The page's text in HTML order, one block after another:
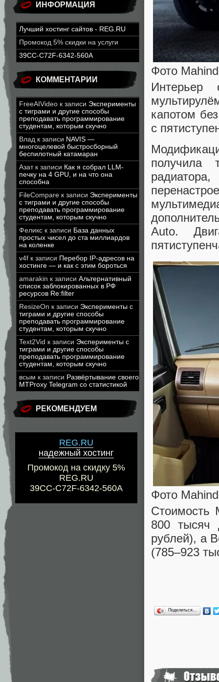
ИНФОРМАЦИЯ
Лучший хостинг сайтов - REG.RU
Промокод 5% скидки на услуги
39CC-C72F-6342-560A
КОММЕНТАРИИ
FreeAIVideo к записи Эксперименты
с тиграми и другие способы
преподавать программирование
студентам, которым скучно
Влад к записи NAVIS —
многоцелевой быстросборный
беспилотный катамаран
Азатк записи Как я собрал LLM-
печку на 4 GPU, и на что она
способна
FileCompare к записи Эксперименты
с тиграми и другие способы
преподавать программирование
студентам, которым скучно
Феликс к записи База данных
простых чисел до ста миллиардов
на коленке
v4f к записи Перебор IP-адресов на
хостинге — и как с этим бороться
amarakin к записи Альтернативный
список заблокированных в РФ
ресурсов Re:filter
ResizeOn к записи Эксперименты с
тиграми и другие способы
преподавать программирование
студентам, которым скучно
Text2Vid к записи Эксперименты с
тиграми и другие способы
преподавать программирование
студентам, которым скучно
всым к записи Развёртывание своего
MTProxy Telegram со статистикой
РЕКОМЕНДУЕМ
REG.RU
надежный хостинг
Промокод на скидку 5%
REG.RU
39CC-C72F-6342-560A
Фото
Интерьер
капотом
с
получила
Auto.
Фото
Стоимость
800 тысяч
рублей), а
(785–923
Поделиться…